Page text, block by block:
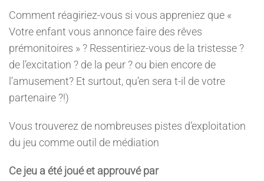
Comment réagiriez-vous si vous appreniez que «
Votre enfant vous annonce faire des rêves
prémonitoires » ? Ressentiriez-vous de la tristesse ?
de l’excitation ? de la peur ? ou bien encore de
l’amusement? Et surtout, qu’en sera t-il de votre
partenaire ?!)
Vous trouverez de nombreuses pistes d’exploitation
du jeu comme outil de médiation
Ce jeu a été joué et approuvé par